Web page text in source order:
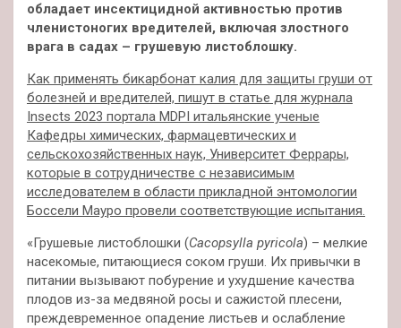
обладает инсектицидной активностью против
членистоногих вредителей, включая злостного
врага в садах – грушевую листоблошку.
Как применять бикарбонат калия для защиты груши от
болезней и вредителей, пишут в статье для журнала
Insects 2023 портала MDPI итальянские ученые
Кафедры химических, фармацевтических и
сельскохозяйственных наук, Университет Феррары,
которые в сотрудничестве с независимым
исследователем в области прикладной энтомологии
Боссели Мауро провели соответствующие испытания.
«Грушевые листоблошки (Cacopsylla pyricola) – мелкие
насекомые, питающиеся соком груши. Их привычки в
питании вызывают побурение и ухудшение качества
плодов из-за медвяной росы и сажистой плесени,
преждевременное опадение листьев и ослабление